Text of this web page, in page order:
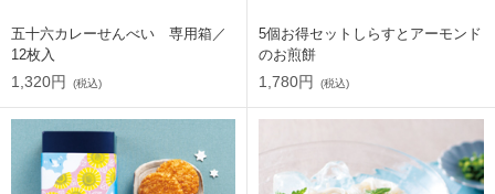
五十六カレーせんべい 専用箱／
12枚入
1,320円 (税込)
5個お得セットしらすとアーモンド
のお煎餅
1,780円 (税込)